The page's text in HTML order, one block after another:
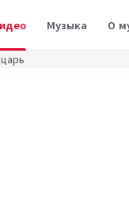
Музыка О